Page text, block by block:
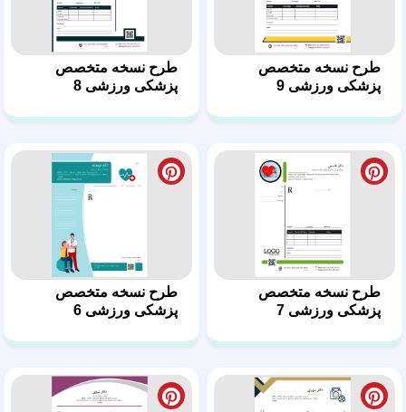
طرح نسخه متخصص
پزشکی ورزشی 7
طرح نسخه متخصص
پزشکی ورزشی 6
طرح نسخه متخصص
پزشکی ورزشی 5
طرح نسخه متخصص
پزشکی ورزشی 4